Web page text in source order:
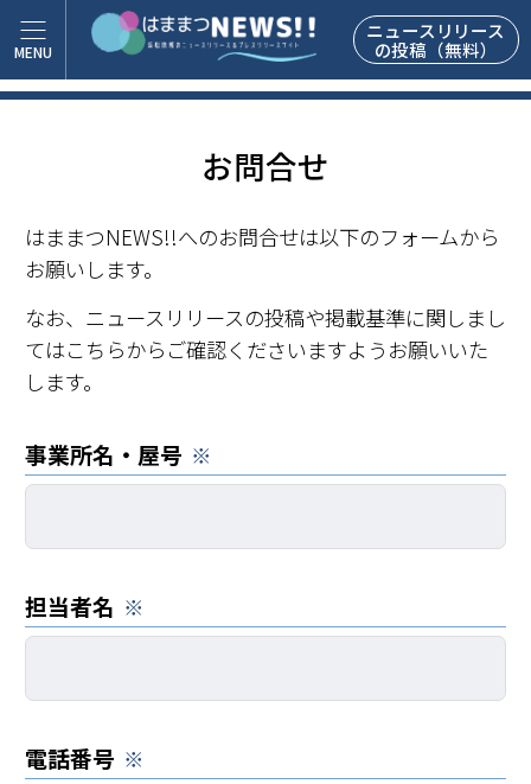
ニュースリリース
の投稿（無料）
お問合せ
はままつNEWS!!へのお問合せは以下のフォームから
お願いします。
なお、ニュースリリースの投稿や掲載基準に関しまし
てはこちらから ご確認くださいますようお願いいた
します。
事業所名・屋号
担当者名
電話番号